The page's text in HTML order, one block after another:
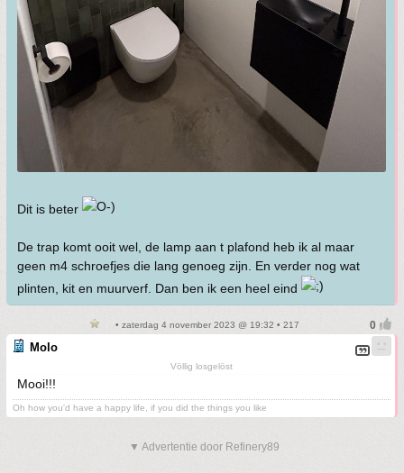
Dit is beter
De trap komt ooit wel, de lamp aan t plafond heb ik al maar
geen m4 schroefjes die lang genoeg zijn. En verder nog wat
plinten, kit en muurverf. Dan ben ik een heel eind
• zaterdag 4 november 2023 @ 19:32 • 217
Molo
Völlig losgelöst
Mooi!!!
Oh how you'd have a happy life, if you did the things you like
▼ Advertentie door Refinery89